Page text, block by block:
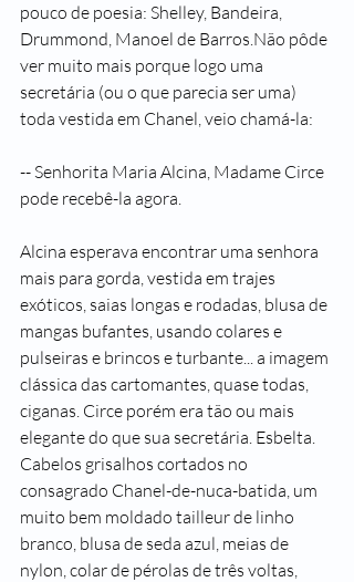
pouco de poesia: Shelley, Bandeira,
Drummond, Manoel de Barros.Não pôde
ver muito mais porque logo uma
secretária (ou o que parecia ser uma)
toda vestida em Chanel, veio chamá-la:
-- Senhorita Maria Alcina, Madame Circe
pode recebê-la agora.
Alcina esperava encontrar uma senhora
mais para gorda, vestida em trajes
exóticos, saias longas e rodadas, blusa de
mangas bufantes, usando colares e
pulseiras e brincos e turbante... a imagem
clássica das cartomantes, quase todas,
ciganas. Circe porém era tão ou mais
elegante do que sua secretária. Esbelta.
Cabelos grisalhos cortados no
consagrado Chanel-de-nuca-batida, um
muito bem moldado tailleur de linho
branco, blusa de seda azul, meias de
nylon, colar de pérolas de três voltas,